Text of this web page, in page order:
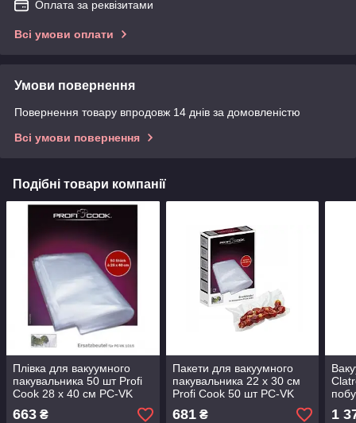
Оплата за реквізитами
Всі умови оплати
Умови повернення
Повернення товару впродовж 14 днів за домовленістю
Всі умови повернення
Подібні товари компанії
Плівка для вакуумного
пакувальника 50 шт Profi
Cook 28 x 40 см PC-VK
663 ₴
Пакети для вакуумного
пакувальника 22 х 30 см
Profi Cook 50 шт PC-VK
681₴ 1